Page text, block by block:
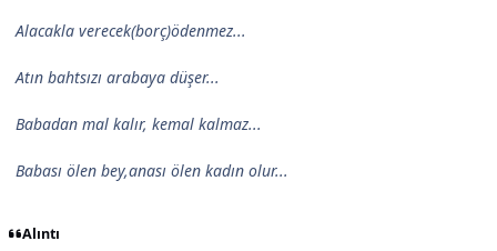
Alacakla verecek(borç)ödenmez...
Atın bahtsızı arabaya düşer...
Babadan mal kalır, kemal kalmaz...
Babası ölen bey,anası ölen kadın olur...
Alıntı